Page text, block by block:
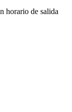
horario de salida